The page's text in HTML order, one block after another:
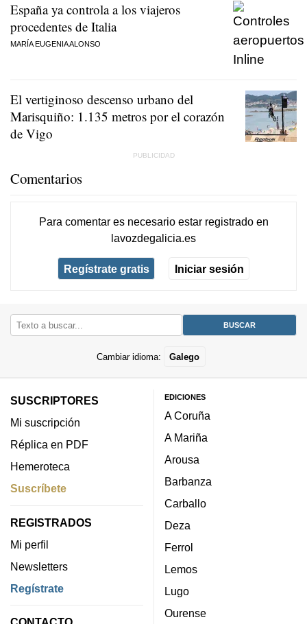
España ya controla a los viajeros
procedentes de Italia
MARÍA EUGENIA ALONSO
El vertiginoso descenso urbano del
Marisquiño: 1.135 metros por el corazón
de Vigo
Comentarios
Para comentar es necesario estar registradoen
lavozdegalicia.es
Regístrate gratis Iniciar sesión
Cambiar idioma: Galego
SUSCRIPTORES
Mi suscripción
Réplica en PDF
Hemeroteca
Suscríbete
REGISTRADOS
Mi perfil
Newsletters
Regístrate
EDICIONES
A Coruña
A Mariña
Arousa
Barbanza
Carballo
Deza
Ferrol
Lemos
Lugo
Ourense